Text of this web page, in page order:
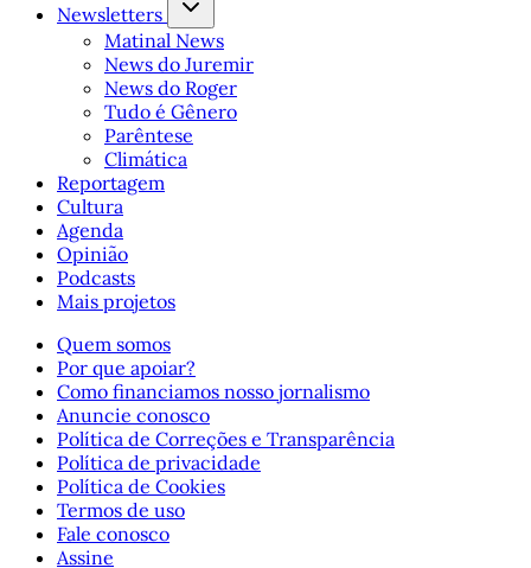
Newsletters
Matinal News
News do Juremir
News do Roger
Tudo é Gênero
Parêntese
Climática
Reportagem
Cultura
Agenda
Opinião
Podcasts
Mais projetos
Quem somos
Por que apoiar?
Como financiamos nosso jornalismo
Anuncie conosco
Política de Correções e Transparência
Política de privacidade
Política de Cookies
Termos de uso
Fale conosco
Assine